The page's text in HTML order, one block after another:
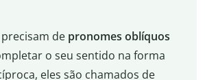
de pronomes oblíquos
o seu sentido na forma
eles são chamados de